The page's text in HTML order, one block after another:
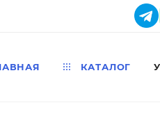
КАТАЛОГ